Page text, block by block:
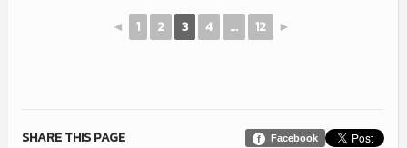
◄ 1 2 3 4 ... 12 ►
Facebook
SHARE THIS PAGE